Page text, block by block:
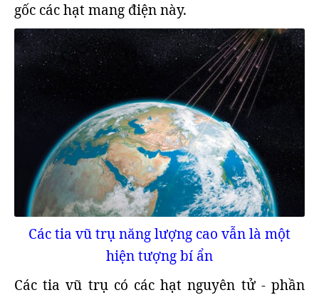
gốc các hạt mang điện này.
Các tia vũ trụ năng lượng cao vẫn là một
hiện tượng bí ẩn
Các tia vũ trụ có các hạt nguyên tử - phần